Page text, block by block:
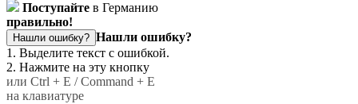
Поступайте в Германию
правильно!
Нашли ошибку? Нашли ошибку?
1. Выделите текст с ошибкой.
2. Нажмите на эту кнопку
или Ctrl + E / Command + E
на клавиатуре